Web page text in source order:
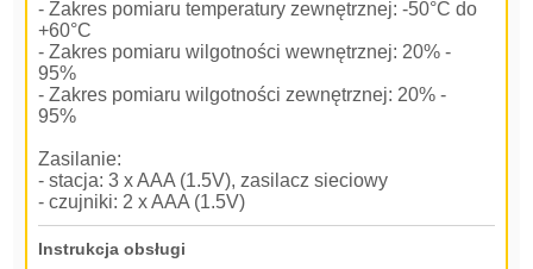
- Zakres pomiaru temperatury zewnętrznej: -50°C do
+60°C
- Zakres pomiaru wilgotności wewnętrznej: 20% -
95%
- Zakres pomiaru wilgotności zewnętrznej: 20% -
95%
Zasilanie:
- stacja: 3 x AAA (1.5V), zasilacz sieciowy
- czujniki: 2 x AAA (1.5V)
Instrukcja obsługi